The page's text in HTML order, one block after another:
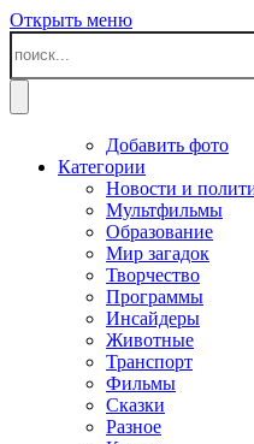
Открыть меню
Добавить фото
Категории
Новости и
Мультфильмы
Образование
Мир загадок
Творчество
Программы
Инсайдеры
Животные
Транспорт
Фильмы
Сказки
Разное